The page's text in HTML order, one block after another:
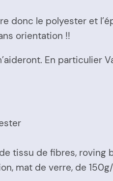
donc le polyester et
orientation !!
En
tissu de fibres, roving
mat de verre, de